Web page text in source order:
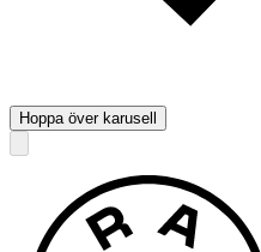
Hoppa över karusell